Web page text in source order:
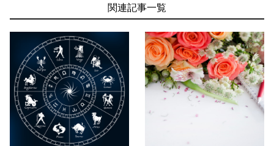
関連記事一覧